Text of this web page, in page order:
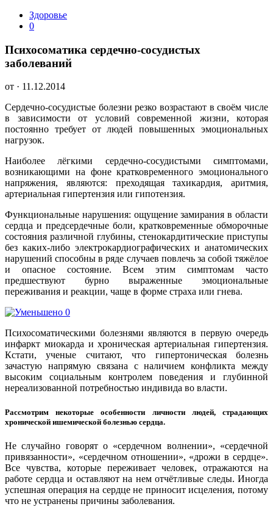
Здоровье
0
Психосоматика сердечно-сосудистых
заболеваний
от · 11.12.2014
Сердечно-сосудистые болезни резко возрастают в своём числе
в зависимости от условий современной жизни, которая
постоянно требует от людей повышенных эмоциональных
нагрузок.
Наиболее лёгкими сердечно-сосудистыми симптомами,
возникающими на фоне кратковременного эмоционального
напряжения, являются: преходящая тахикардия, аритмия,
артериальная гипертензия или гипотензия.
Функциональные нарушения: ощущение замирания в области
сердца и предсердечные боли, кратковременные обморочные
состояния различной глубины, стенокардитические приступы
без каких-либо электрокардиографических и анатомических
нарушений способны в ряде случаев повлечь за собой тяжёлое
и опасное состояние. Всем этим симптомам часто
предшествуют бурно выраженные эмоциональные
переживания и реакции, чаще в форме страха или гнева.
Психосоматическими болезнями являются в первую очередь
инфаркт миокарда и хроническая артериальная гипертензия.
Кстати, ученые считают, что гипертоническая болезнь
зачастую напрямую связана с наличием конфликта между
высоким социальным контролем поведения и глубинной
нереализованной потребностью индивида во власти.
Рассмотрим некоторые особенности личности людей, страдающих
хронической ишемической болезнью сердца.
Не случайно говорят о «сердечном волнении», «сердечной
привязанности», «сердечном отношении», «дрожи в сердце».
Все чувства, которые переживает человек, отражаются на
работе сердца и оставляют на нем отчётливые следы. Иногда
успешная операция на сердце не приносит исцеления, потому
что не устранены причины заболевания.